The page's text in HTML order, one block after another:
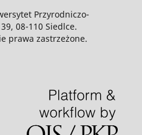
Przyrodniczo-
08-110 Siedlce.
prawa zastrzeżone.